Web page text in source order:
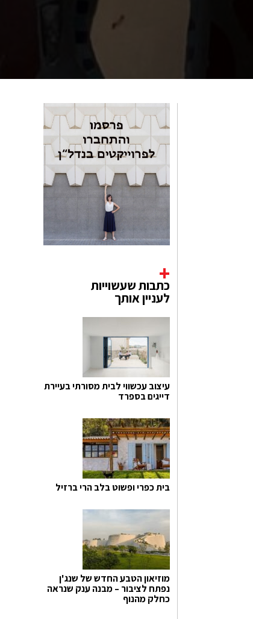
כתבות שעשוייות
לעניין אותך
עיצוב עכשווי לבית מסורתי בעיירת
דייגים בספרד
בית כפרי ופשוט בלב הרי ברזיל
מוזיאון הטבע החדש של שנג'ן
נפתח לציבור – מבנה ענק שנראה
כחלק מהנוף